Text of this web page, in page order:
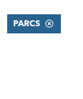
PARCS